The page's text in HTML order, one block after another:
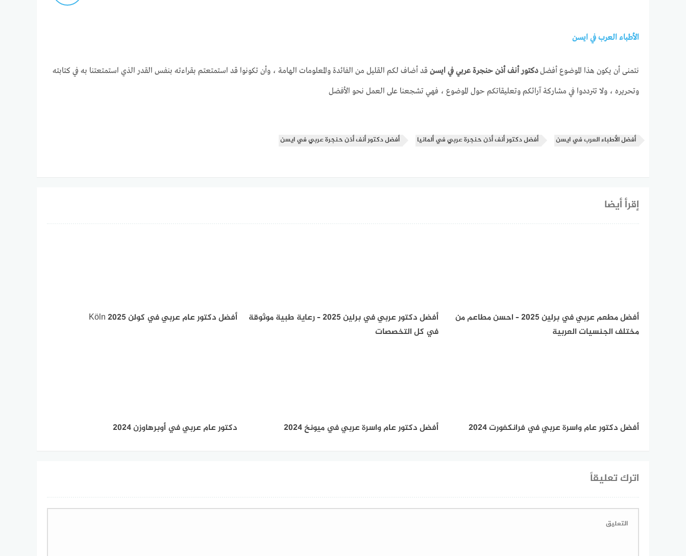
الأطباء العرب في ايسن
نتمنى أن يكون هذا الموضوع أفضلدكتور أنف أذن حنجرة عربي في ايسن قد أضاف لكم القليل من الفائدة والمعلومات الهامة ، وأن تكونوا قد استمتعتم بقراءته بنفس القدر الذي استمتعتنا به في كتابته
وتحريره ، ولا تترددوا في مشاركة آرائكم وتعليقاتكم حول الموضوع ، فهي تشجعنا على العمل نحو الأفضل
أفضل الأطباء العرب في ايسن أفضل دكتور أنف أذن حنجرة عربي في ألمانيا أفضل دكتور أنف أذن حنجرة عربي في ايسن
إقرأ أيضا
أفضل مطعم عربي في برلين 2025 – احسن مطاعم من
مختلف الجنسيات العربية
أفضل دكتور عربي في برلين 2025 – رعاية طبية موثوقة
في كل التخصصات
أفضل دكتور عام عربي في كولن Köln 2025
أفضل دكتور عام واسرة عربي في فرانكفورت 2024 أفضل دكتور عام واسرة عربي في ميونخ 2024 دكتور عام عربي في أوبرهاوزن 2024
اترك تعليقاً